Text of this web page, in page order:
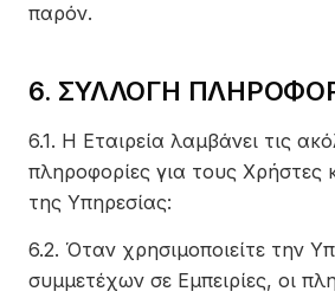
παρόν.
6. ΣΥΛΛΟΓΗ
6.1. Η Εταιρεία λαμβάνει τις
πληροφορίες για τους Χρήστες
της Υπηρεσίας:
6.2. Όταν χρησιμοποιείτε την
συμμετέχων σε Εμπειρίες, οι